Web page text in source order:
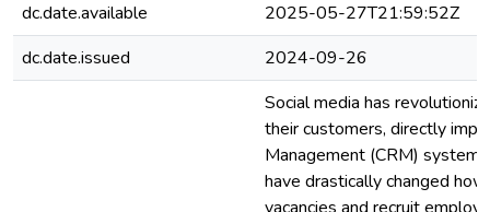
dc.date.available
2025-05-27T21:59:52Z
dc.date.issued
2024-09-26
Social media has
their customers, directly
Management (CRM)
have drastically changed